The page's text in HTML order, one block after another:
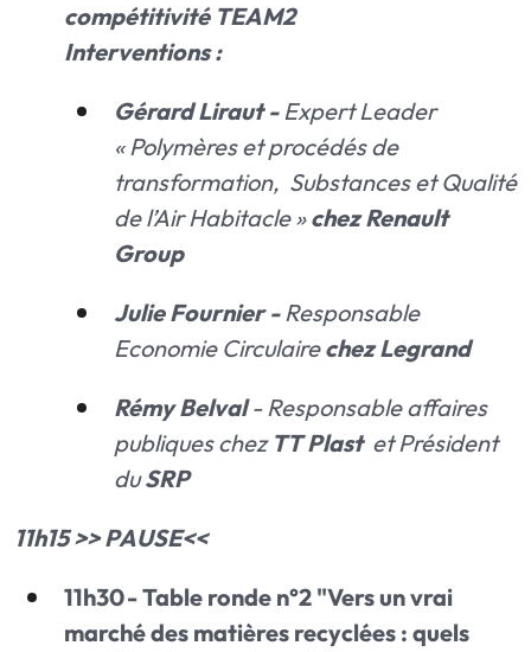
compétitivité TEAM2
Interventions :
Gérard Liraut - Expert Leader
« Polymères et procédés de
transformation, Substances et Qualité
de l’Air Habitacle »chez Renault
Group
Julie Fournier -Responsable
Economie Circulairechez Legrand
Rémy Belval- Responsable affaires
publiques chez TT Plast et Président
duSRP
11h15 >> PAUSE<<
11h30 - Table ronde n°2 "Vers un vrai
marché des matières recyclées : quels